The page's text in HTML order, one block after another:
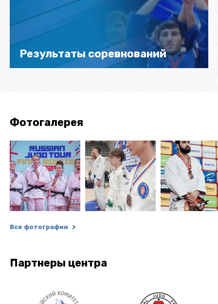
Результаты соревнований
Фотогалерея
Все фотографии
Партнеры центра